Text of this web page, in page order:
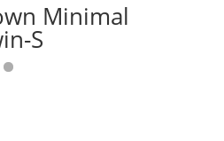
Minimal
S